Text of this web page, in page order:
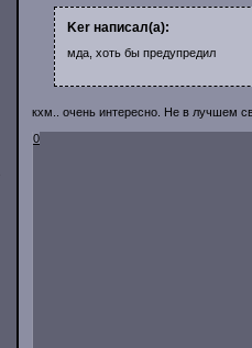
Ker написал(а):
мда, хоть бы предупредил
кхм.. очень интересно. Не в лучшем
0